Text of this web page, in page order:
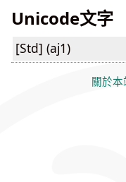
Unicode文字
[Std] (aj1)
關於本